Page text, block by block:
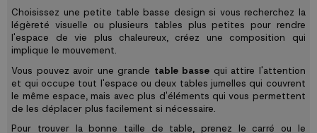
Choisissez une petite table basse design si vous recherchez la
légèreté visuelle ou plusieurs tables plus petites pour rendre
l'espace de vie plus chaleureux, créez une composition qui
implique le mouvement.
Vous pouvez avoir une grande table basse qui attire l'attention
et qui occupe tout l'espace ou deux tables jumelles qui couvrent
le même espace, mais avec plus d'éléments qui vous permettent
de les déplacer plus facilement si nécessaire.
Pour trouver la bonne taille de table, prenez le carré ou le